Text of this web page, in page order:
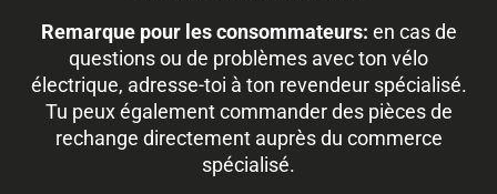
Remarque pour les consommateurs: en cas de
questions ou de problèmes avec ton vélo
électrique, adresse-toi à ton revendeur spécialisé.
Tu peux également commander des pièces de
rechange directement auprès du commerce
spécialisé.